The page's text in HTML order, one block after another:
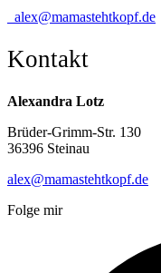
alex@mamastehtkopf.de
Kontakt
Alexandra Lotz
Brüder-Grimm-Str. 130
36396 Steinau
alex@mamastehtkopf.de
Folge mir